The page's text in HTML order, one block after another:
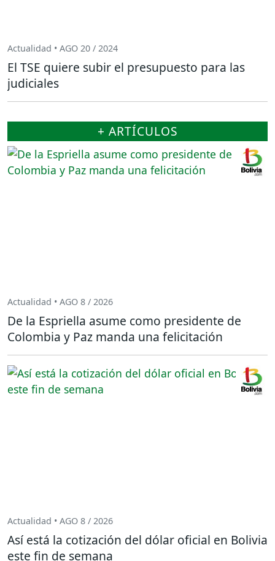
Actualidad • AGO 20 / 2024
El TSE quiere subir el presupuesto para las
judiciales
+ ARTÍCULOS
Actualidad • AGO 8 / 2026
De la Espriella asume como presidente de
Colombia y Paz manda una felicitación
Actualidad • AGO 8 / 2026
Así está la cotización del dólar oficial en Bolivia
este fin de semana